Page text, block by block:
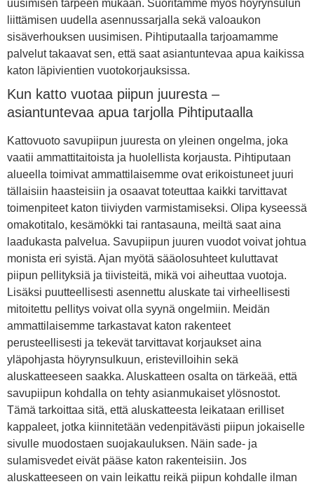
uusimisen tarpeen mukaan. Suoritamme myös höyrynsulun
liittämisen uudella asennussarjalla sekä valoaukon
sisäverhouksen uusimisen. Pihtiputaalla tarjoamamme
palvelut takaavat sen, että saat asiantuntevaa apua kaikissa
katon läpivientien vuotokorjauksissa.
Kun katto vuotaa piipun juuresta –
asiantuntevaa apua tarjolla Pihtiputaalla
Kattovuoto savupiipun juuresta on yleinen ongelma, joka
vaatii ammattitaitoista ja huolellista korjausta. Pihtiputaan
alueella toimivat ammattilaisemme ovat erikoistuneet juuri
tällaisiin haasteisiin ja osaavat toteuttaa kaikki tarvittavat
toimenpiteet katon tiiviyden varmistamiseksi. Olipa kyseessä
omakotitalo, kesämökki tai rantasauna, meiltä saat aina
laadukasta palvelua. Savupiipun juuren vuodot voivat johtua
monista eri syistä. Ajan myötä sääolosuhteet kuluttavat
piipun pellityksiä ja tiivisteitä, mikä voi aiheuttaa vuotoja.
Lisäksi puutteellisesti asennettu aluskate tai virheellisesti
mitoitettu pellitys voivat olla syynä ongelmiin. Meidän
ammattilaisemme tarkastavat katon rakenteet
perusteellisesti ja tekevät tarvittavat korjaukset aina
yläpohjasta höyrynsulkuun, eristevilloihin sekä
aluskatteeseen saakka. Aluskatteen osalta on tärkeää, että
savupiipun kohdalla on tehty asianmukaiset ylösnostot.
Tämä tarkoittaa sitä, että aluskatteesta leikataan erilliset
kappaleet, jotka kiinnitetään vedenpitävästi piipun jokaiselle
sivulle muodostaen suojakauluksen. Näin sade- ja
sulamisvedet eivät pääse katon rakenteisiin. Jos
aluskatteeseen on vain leikattu reikä piipun kohdalle ilman